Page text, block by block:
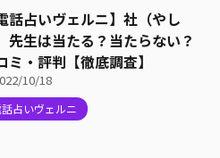
話占いヴェルニ】社（やし
先生は当たる？当たらない？
ミ・評判【徹底調査】
10/18
話占いヴェルニ